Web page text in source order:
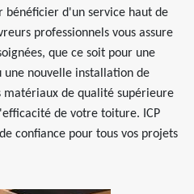
bénéficier d'un service haut de
professionnels vous assure
que ce soit pour une
nouvelle installation de
matériaux de qualité supérieure
de votre toiture. ICP
confiance pour tous vos projets